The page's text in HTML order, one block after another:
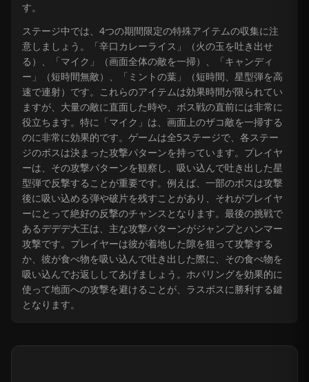
す。
ステージ中では、4つの期間限定の特殊アイテムの収集に注
意しましょう。「辛口カレーライス」（火の玉を吐き出せ
る）、「マイク」（画面全体の敵を一掃）、「キャンディ
ー」（短時間無敵）、「ミントの葉」（短時間、星型弾を高
速で連射）です。これらのアイテムは効果時間が限られてい
ますが、大量の敵に直面した時や、ボス戦の直前には非常に
役立ちます。特に「マイク」は、画面上のザコ敵を一掃する
のに非常に効果的です。ゲームは全5ステージで、各ステー
ジのボスは決まった攻撃パターンを持っています。プレイヤ
ーは、その攻撃パターンを観察し、吸い込んで吐き出した星
型弾で反撃することが重要です。例えば、一部のボスは攻撃
後に吸い込める弾や破片を残すことがあり、それがプレイヤ
ーにとって絶好の反撃のチャンスとなります。最後の挑戦で
あるデデデ大王は、主な攻撃パターンがジャンプとハンマー
攻撃です。プレイヤーは彼が着地した隙を狙って攻撃する
か、彼が食べ物を吸い込んで吐き出した際に、その食べ物を
吸い込んでお返ししてあげましょう。ホバリングを効果的に
使って地面への攻撃を避けることが、ラスボスに勝利する鍵
となります。